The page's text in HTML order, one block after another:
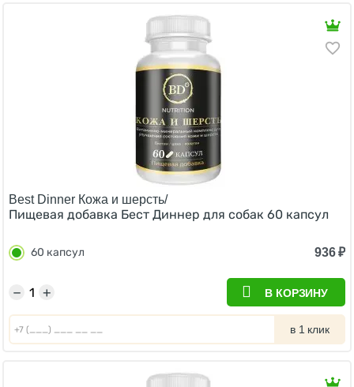
Best Dinner Кожа и шерсть/
Пищевая добавка Бест Диннер для собак 60 капсул
60 капсул 936₽
+
− В КОРЗИНУ
в 1 клик